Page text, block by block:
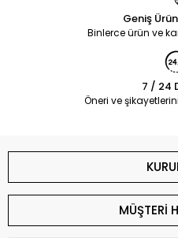
Geniş
Binlerce ürün ve
7 / 24
Öneri ve
MÜŞTERİ